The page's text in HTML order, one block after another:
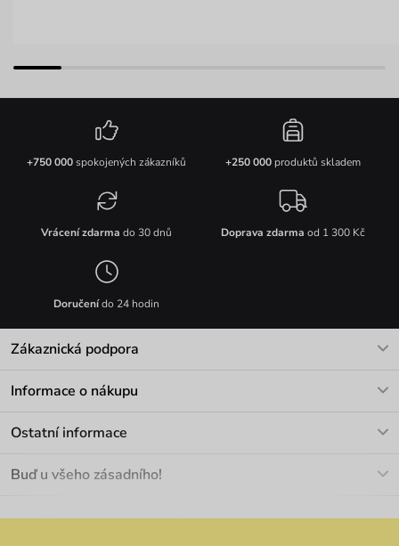
+750 000spokojených zákazníků +250 000produktů skladem
Vrácení zdarma do 30 dnů Doprava zdarma od 1 300 Kč
Doručenído 24 hodin
Zákaznická podpora
Informace o nákupu
Materiály a údržba
Ostatní informace
Velkoobchod
Buď u všeho zásadního!